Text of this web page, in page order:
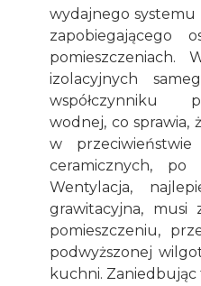
wydajnego
zapobiegającego
pomieszczeniach.
izolacyjnych
współczynniku
wodnej, co sprawia,
w
ceramicznych, po
Wentylacja,
grawitacyjna, musi
pomieszczeniu,
podwyższonej
kuchni.